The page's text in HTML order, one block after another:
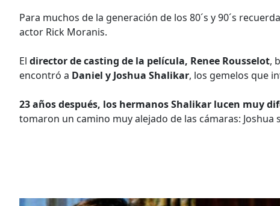
Para muchos de la generación de los 80´s y 90´s
actor Rick Moranis.
El director de casting de la película, Renee Rousselot,
encontró a Daniel y Joshua Shalikar, los gemelos que
23 años después, los hermanos Shalikar lucen muy
tomaron un camino muy alejado de las cámaras: